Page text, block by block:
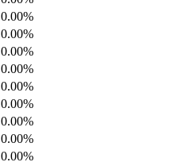
공매도 비중
0.00%
0.00%
0.00%
0.00%
0.00%
0.00%
0.00%